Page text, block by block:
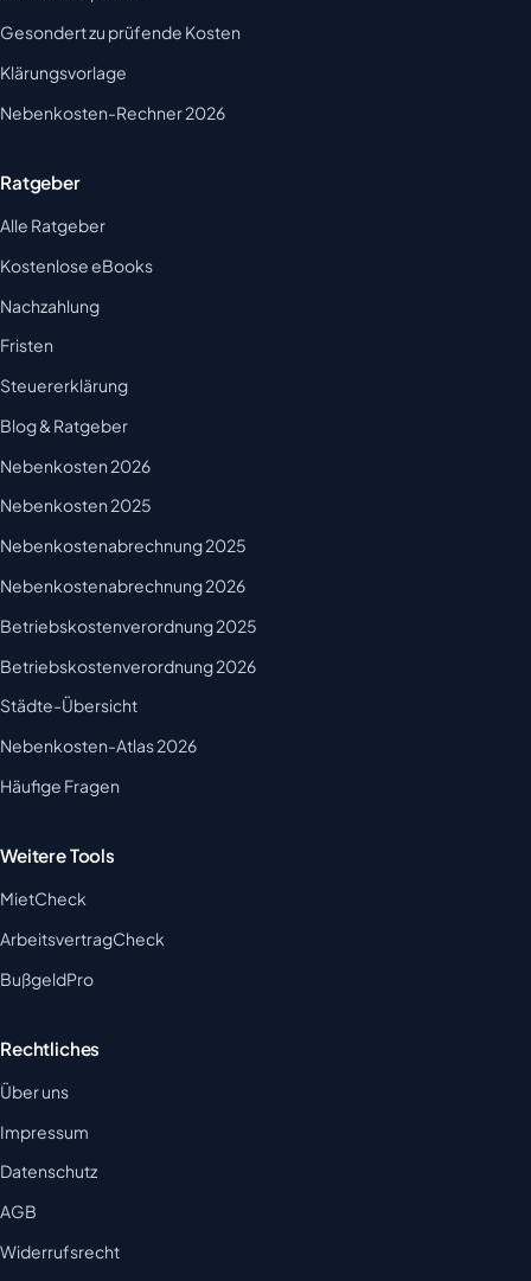
Gesondert zu prüfende Kosten
Klärungsvorlage
Nebenkosten-Rechner 2026
Ratgeber
Alle Ratgeber
Kostenlose eBooks
Nachzahlung
Fristen
Steuererklärung
Blog & Ratgeber
Nebenkosten 2026
Nebenkosten 2025
Nebenkostenabrechnung 2025
Nebenkostenabrechnung 2026
Betriebskostenverordnung 2025
Betriebskostenverordnung 2026
Städte-Übersicht
Nebenkosten-Atlas 2026
Häufige Fragen
Weitere Tools
MietCheck
ArbeitsvertragCheck
BußgeldPro
Rechtliches
Über uns
Impressum
Datenschutz
AGB
Widerrufsrecht